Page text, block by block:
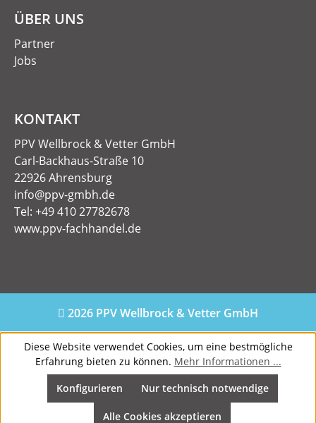
ÜBER UNS
Partner
Jobs
KONTAKT
PPV Wellbrock & Vetter GmbH
Carl-Backhaus-Straße 10
22926 Ahrensburg
info@ppv-gmbh.de
Tel: +49 410 27782678
www.ppv-fachhandel.de
2026 PPV Wellbrock & Vetter GmbH
Diese Website verwendet Cookies, um eine bestmögliche
Erfahrung bieten zu können. Mehr Informationen ...
Nur technisch notwendige
Konfigurieren
Alle Cookies akzeptieren